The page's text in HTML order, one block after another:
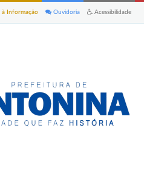
Acessibilidade
Ouvidoria
à Informação